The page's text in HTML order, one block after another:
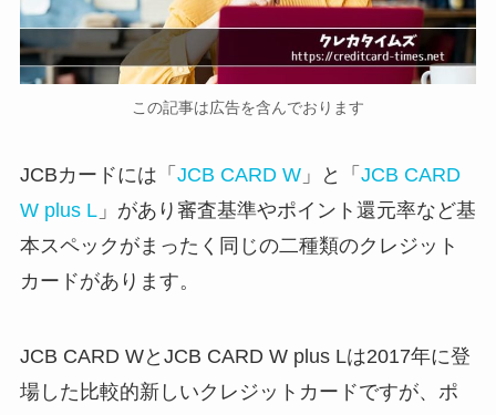
この記事は広告を含んでおります
JCBカードには「 JCB CARD W」と「 JCB CARD
W plus L」があり審査基準やポイント還元率など基
本スペックがまったく同じの二種類のクレジット
カードがあります。
JCB CARD WとJCB CARD W plus Lは2017年に登
場した比較的新しいクレジットカードですが、ポ